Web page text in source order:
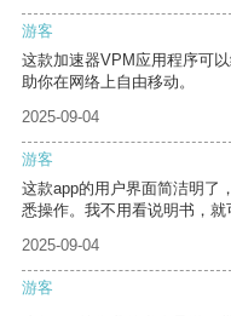
游客
这款加速器VPM应用程序可
助你在网络上自由移动。
2025-09-04
游客
这款app的用户界面简洁明了
悉操作。我不用看说明书，就
2025-09-04
游客